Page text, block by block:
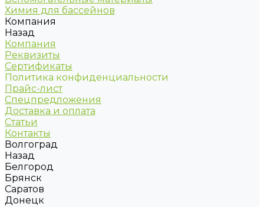
Химия для бассейнов
Компания
Назад
Компания
Реквизиты
Сертификаты
Политика конфиденциальности
Прайс-лист
Спецпредложения
Доставка и оплата
Статьи
Контакты
Волгоград
Назад
Белгород
Брянск
Саратов
Донецк